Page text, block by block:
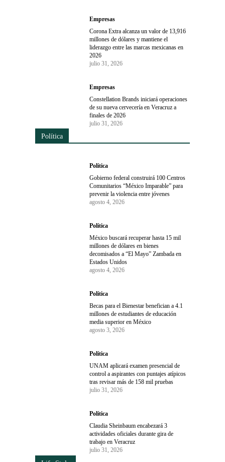
Empresas
Corona Extra alcanza un valor de 13,916
millones de dólares y mantiene el
liderazgo entre las marcas mexicanas en
2026
julio 31, 2026
Empresas
Constellation Brands iniciará operaciones
de su nueva cervecería en Veracruz a
finales de 2026
julio 31, 2026
Política
Política
Gobierno federal construirá 100 Centros
Comunitarios “México Imparable” para
prevenir la violencia entre jóvenes
agosto 4, 2026
Política
México buscará recuperar hasta 15 mil
millones de dólares en bienes
decomisados a “El Mayo” Zambada en
Estados Unidos
agosto 4, 2026
Política
Becas para el Bienestar benefician a 4.1
millones de estudiantes de educación
media superior en México
agosto 3, 2026
Política
UNAM aplicará examen presencial de
control a aspirantes con puntajes atípicos
tras revisar más de 158 mil pruebas
julio 31, 2026
Política
Claudia Sheinbaum encabezará 3
actividades oficiales durante gira de
trabajo en Veracruz
julio 31, 2026